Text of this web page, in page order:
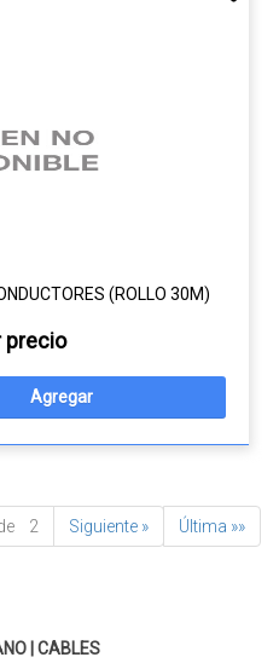
(ROLLO 30M)
precio
2 Siguiente » Última »»
CABLES